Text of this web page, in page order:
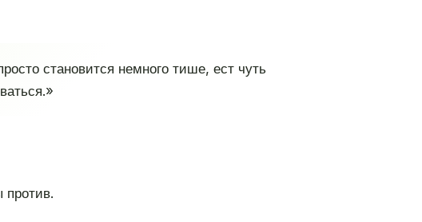
становится немного тише, ест чуть